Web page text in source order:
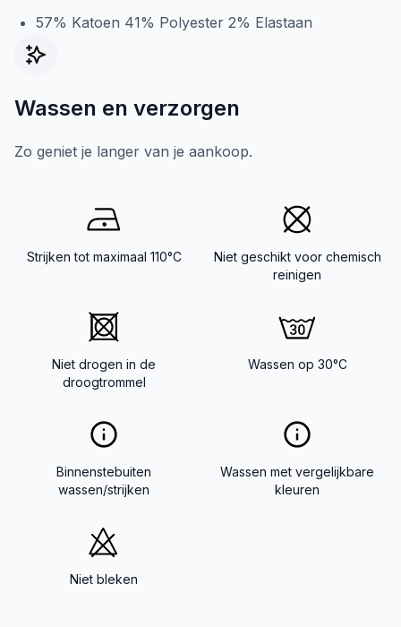
57% Katoen 41% Polyester 2% Elastaan
Wassen en verzorgen
Zo geniet je langer van je aankoop.
Strijken tot maximaal 110°C
Niet geschikt voor chemisch
reinigen
Niet drogen in de
droogtrommel
Wassen op 30°C
Binnenstebuiten
wassen/strijken
Wassen met vergelijkbare
kleuren
Niet bleken